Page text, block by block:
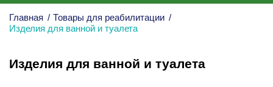
Главная / Товары для реабилитации /
Изделия для ванной и туалета
Изделия для ванной и туалета